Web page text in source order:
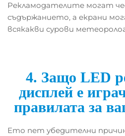
Рекламодателите могат
съдържанието, а екрани
всякакви сурови
4. Защо LED
дисплей е
правилата за
Ето пет убедителни